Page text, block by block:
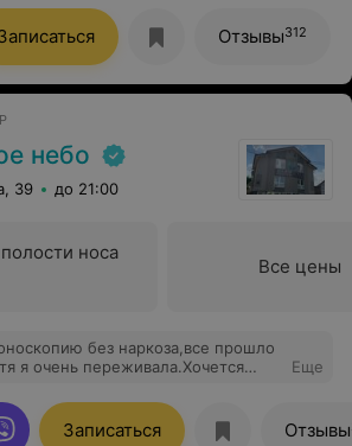
и заботе о пациенте, начиная
чистейших и удобных палат,
и до оснащения новейшим
оборудованием. Спасибо
врачам и всему
слов благодарности мудрым
нашего хирурга, ортопеда-
Андрею Ивановичу. Вы делаете
Вы дарите завтрашний день без
вселяете уверенность и
Вам! Вы - гордость и слава
Отзывы312
небо
39 до 21:00
носа
Все цены
без наркоза,все прошло
я очень переживала.Хочется
Еще
Записаться Отзывы